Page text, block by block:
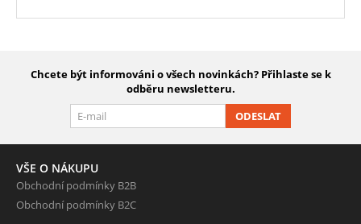
Chcete být informováni o všech novinkách? Přihlaste se k
odběru newsletteru.
ODESLAT
VŠE O NÁKUPU
Obchodní podmínky B2B
Obchodní podmínky B2C